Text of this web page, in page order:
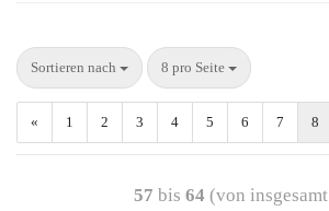
Sortieren nach 8 pro Seite
« 1 2 3 4 5 6 7 8
57 bis 64 (von insgesamt